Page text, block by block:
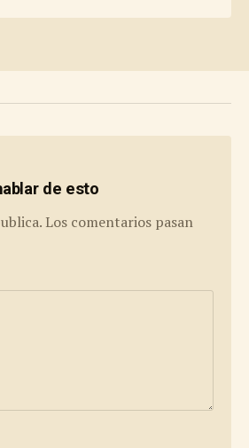
de esto
Los comentarios pasan